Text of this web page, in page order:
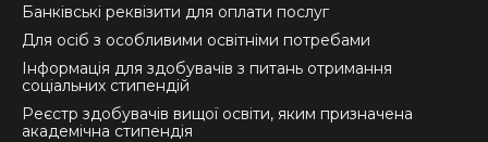
Банківські реквізити для оплати послуг
Для осіб з особливими освітніми потребами
Інформація для здобувачів з питань отримання
соціальних стипендій
Реєстр здобувачів вищої освіти, яким призначена
академічна стипендія